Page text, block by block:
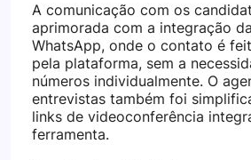
A comunicação com os
aprimorada com a integração
WhatsApp, onde o contato é
pela plataforma, sem a
números individualmente. O
entrevistas também foi
links de videoconferência
ferramenta.